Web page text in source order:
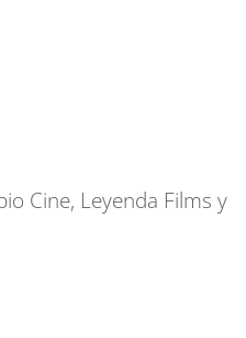
Cine, Leyenda Films y